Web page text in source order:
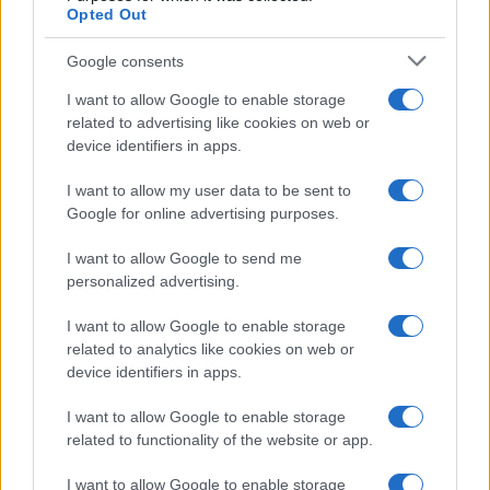
Opted Out
Google consents
I want to allow Google to enable storage
related to advertising like cookies on web or
device identifiers in apps.
I want to allow my user data to be sent to
Google for online advertising purposes.
I want to allow Google to send me
personalized advertising.
I want to allow Google to enable storage
related to analytics like cookies on web or
device identifiers in apps.
I want to allow Google to enable storage
related to functionality of the website or app.
I want to allow Google to enable storage
Confermano dagli organizzatori che i protocolli
verranno discussi nella sessione successiva del
webinar. L’appuntamento è fissato per il 19 marzo
2026, dalle 13:00 alle 14:30. La partecipazione è
gratuita e la diretta è fruibile su più dispositivi. È
comunque consigliato utilizzare l’ultima
versione dell’appZoomper accedere al servizio
Dopo l’iscrizione verrà inviata un’e-mail di
conferma con le istruzioni per collegarsi alla
diretta e il link per scaricare la locandina
ufficiale dell’evento. Per chi cerca strumenti
concreti per migliorare la gestione nutrizionale
in allenamento e in gara, ilwebinaroffre la
possibilità di apprendere da professionisti del